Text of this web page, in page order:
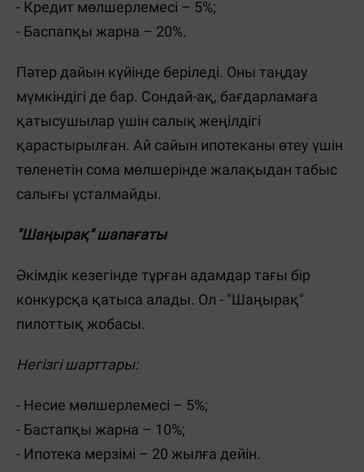
- Кредит мөлшерлемесі – 5%;
- Баспапқы жарна – 20%.
Пәтер дайын күйінде беріледі. Оны таңдау
мүмкіндігі де бар. Сондай-ақ, бағдарламаға
қатысушылар үшін салық жеңілдігі
қарастырылған. Ай сайын ипотеканы өтеу үшін
төленетін сома мөлшерінде жалақыдан табыс
салығы ұсталмайды.
"Шаңырақ" шапағаты
Әкімдік кезегінде тұрған адамдар тағы бір
конкурсқа қатыса алады. Ол - "Шаңырақ"
пилоттық жобасы.
Негізгі шарттары:
- Несие мөлшерлемесі – 5%;
- Бастапқы жарна – 10%;
- Ипотека мерзімі – 20 жылға дейін.